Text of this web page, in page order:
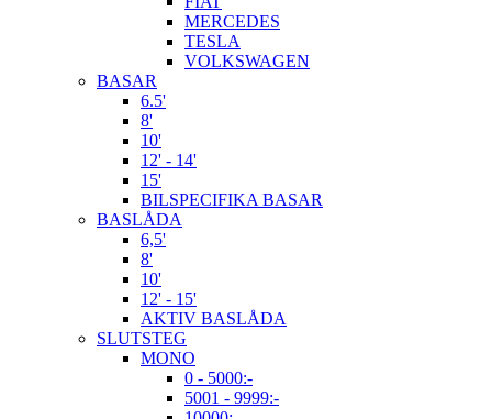
MERCEDES
TESLA
VOLKSWAGEN
BASAR
6.5'
8'
10'
12' - 14'
15'
BILSPECIFIKA BASAR
BASLÅDA
6,5'
8'
10'
12' - 15'
AKTIV BASLÅDA
SLUTSTEG
MONO
0 - 5000:-
5001 - 9999:-